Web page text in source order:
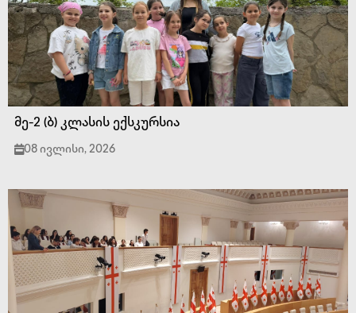
მე-2 (ბ) კლასის ექსკურსია
08 ივლისი, 2026